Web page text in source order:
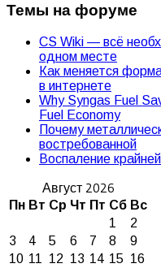
Темы на форуме
CS Wiki — всё
одном месте
Как меняется
в интернете
Why Syngas Fuel
Fuel Economy
Почему
востребованной
Воспаление
Август 2026
Пн Вт Ср Чт Пт Сб Вс
1
2
3
4 5 6 7 8
9
10 11 12 13 14 15 16